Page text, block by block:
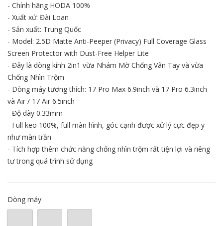
- Chính hãng HODA 100%
- Xuất xứ: Đài Loan
- Sản xuất: Trung Quốc
- Model: 2.5D Matte Anti-Peeper (Privacy) Full Coverage Glass
Screen Protector with Dust-Free Helper Lite
- Đây là dòng kính 2in1 vừa Nhám Mờ Chống Vân Tay và vừa
Chống Nhìn Trộm
- Dòng máy tương thích: 17 Pro Max 6.9inch và 17 Pro 6.3inch
và Air / 17 Air 6.5inch
- Độ dày 0.33mm
- Full keo 100%, full màn hình, góc cạnh được xử lý cực đẹp y
như màn trần
- Tích hợp thêm chức năng chống nhìn trộm rất tiện lợi và riêng
tư trong quá trình sử dụng
Dòng máy